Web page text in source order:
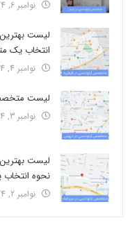
نوامبر 6, 2024
لیست
انتخاب یک
نوامبر 4, 2024
لیست
نوامبر 3, 2024
لیست
نحوه
نوامبر 2, 2024